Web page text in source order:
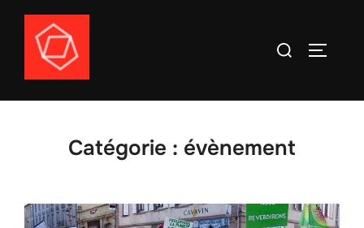
Aller
contenu
Rechercher :
Catégorie : évènement